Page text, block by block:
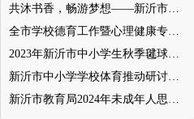
共沐书香，畅游梦想——新沂市缔造完美教室名师工作室到唐店尚营小学捐赠图书
全市学校德育工作暨心理健康专项督导迎检会议召开
2023年新沂市中小学生秋季毽球比赛举行
新沂市中小学学校体育推动研讨会举行
新沂市教育局2024年未成年人思想道德建设工作品牌——家校共育新活力“5A家庭教育陪跑行动”